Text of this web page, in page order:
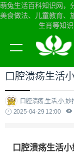
萌兔生活百科知识网，
美食做法、儿童教育、
生肖等知
当前位置： 萌兔生活
口腔溃疡生活
口腔溃疡,生活,小,妙
2025-04-29 12:00
口腔溃疡生活